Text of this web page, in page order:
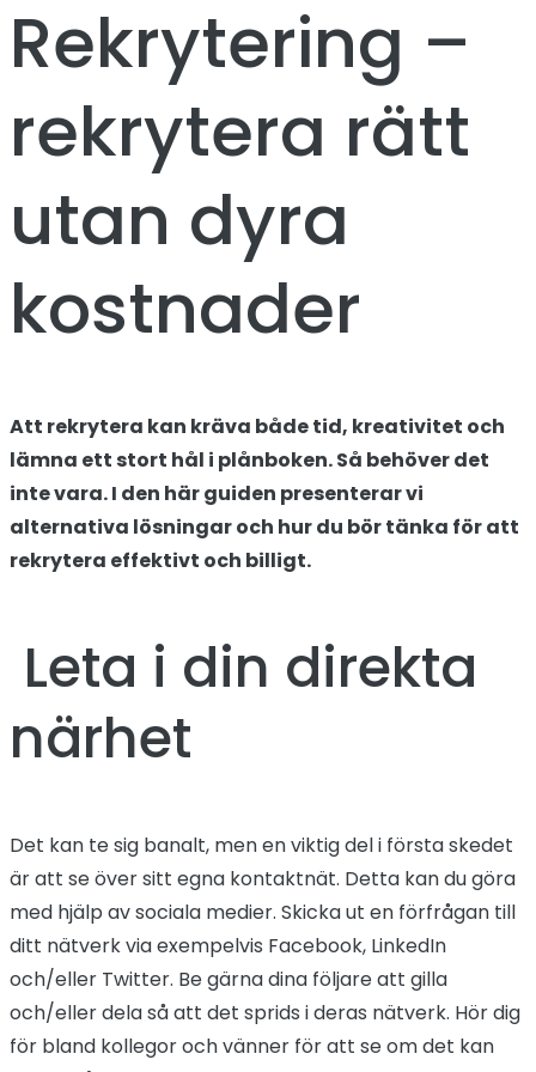
Rekrytering –
rekrytera rätt
utan dyra
kostnader
Att rekrytera kan kräva både tid, kreativitet och
lämna ett stort hål i plånboken. Så behöver det
inte vara. I den här guiden presenterar vi
alternativa lösningar och hur du bör tänka för att
rekrytera effektivt och billigt.
Leta i din direkta
närhet
Det kan te sig banalt, men en viktig del i första skedet
är att se över sitt egna kontaktnät. Detta kan du göra
med hjälp av sociala medier. Skicka ut en förfrågan till
ditt nätverk via exempelvis Facebook, LinkedIn
och/eller Twitter. Be gärna dina följare att gilla
och/eller dela så att det sprids i deras nätverk. Hör dig
för bland kollegor och vänner för att se om det kan